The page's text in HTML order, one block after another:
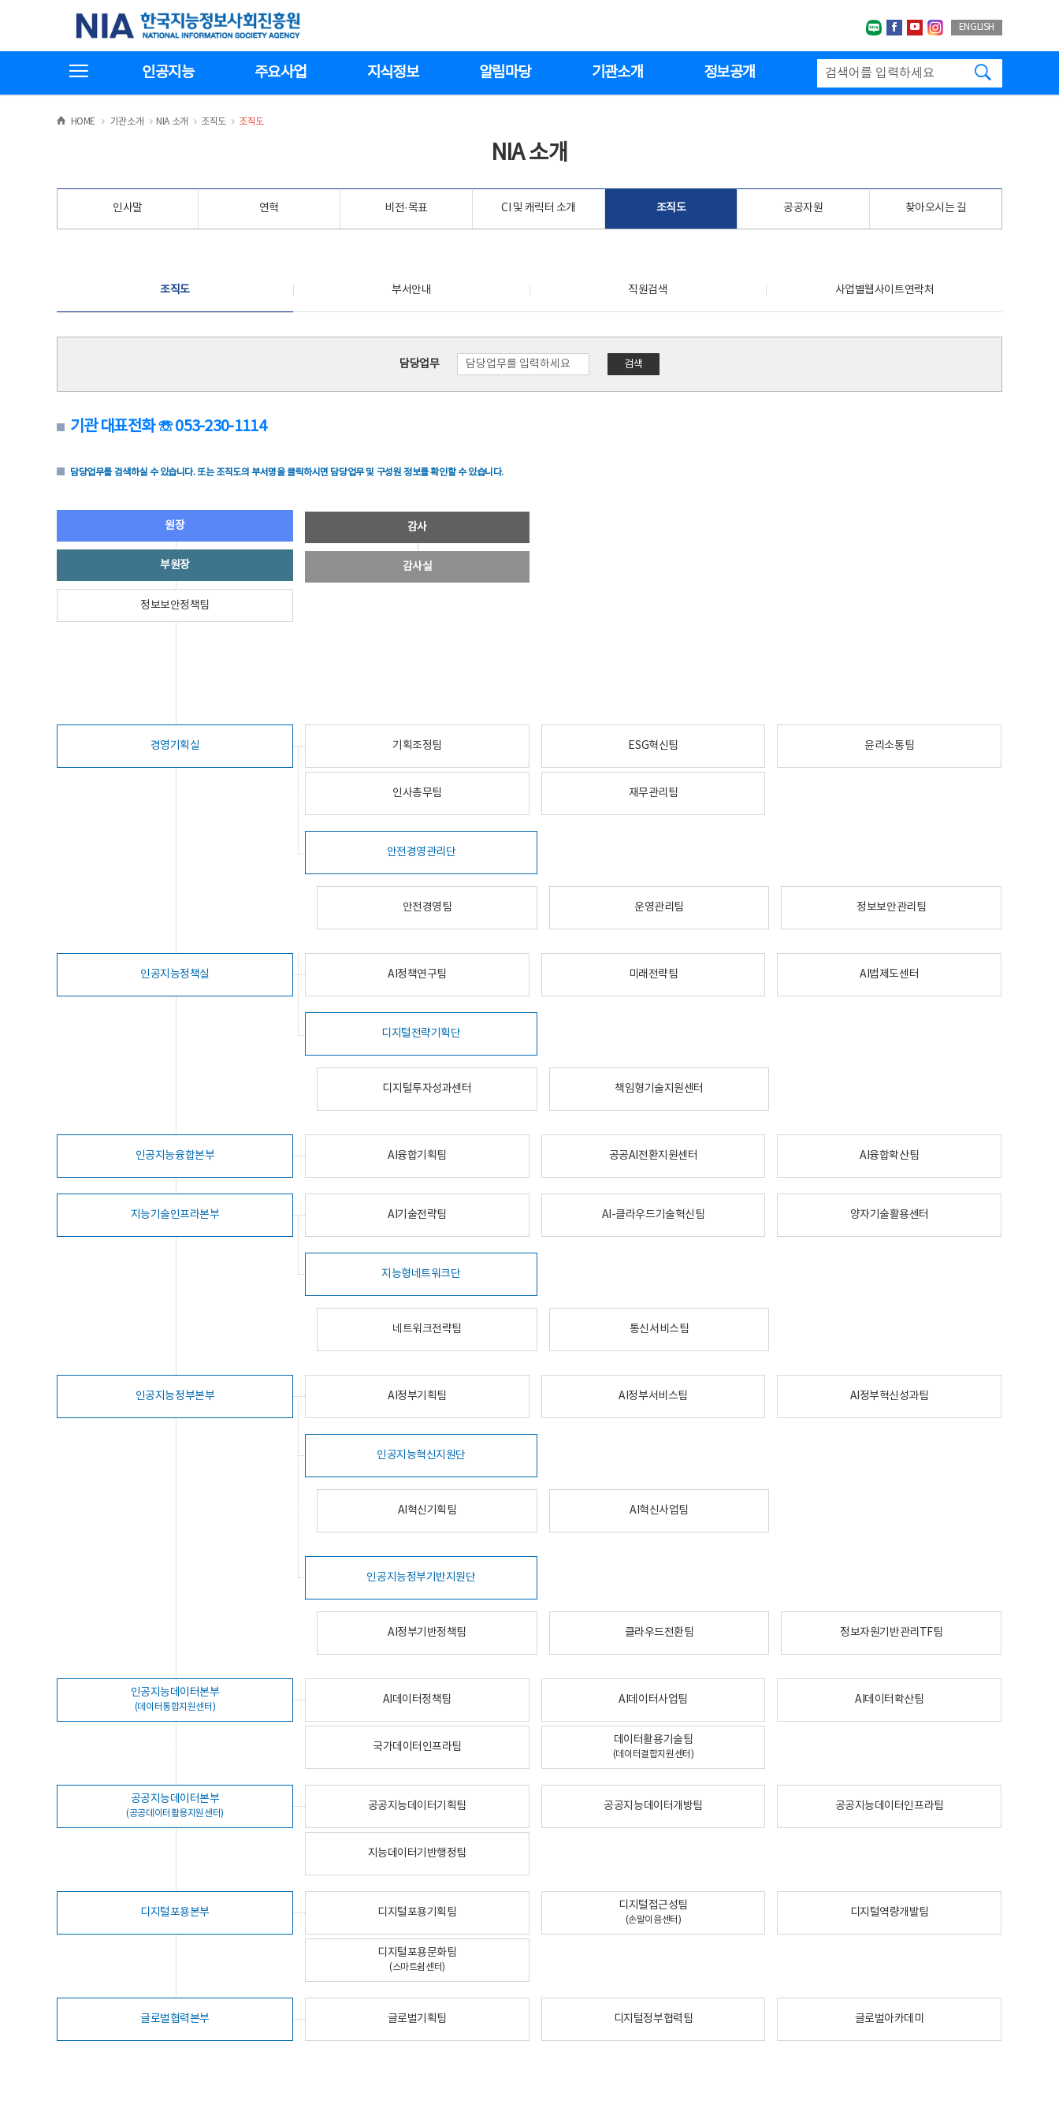
기
한국지능정보사회진흥원
네이버블로그
페이스북
유투브인스타그랩
ENGLISH
인공지능 주요사업 지식정보 알림마당 기관소개 정보공개
HOME >
기관소개 >NIA 소개 >
조직도 >
조직도
NIA 소개
인사말 연혁 비전·목표 CI 및 캐릭터 소개 조직도 공공자원 찾아오시는 길
조직도 부서안내 직원검색 사업별웹사이트연락처
담당업무 검색
기관 대표전화 ☏ 053-230-1114
담당업무를 검색하실 수 있습니다. 또는 조직도의 부서명을 클릭하시면 담당업무 및 구성원 정보를 확인할 수 있습니다.
원장
부원장
정보보안정책팀
감사
감사실
경영기획실 기획조정팀 ESG혁신팀 윤리소통팀
인사총무팀 재무관리팀
안전경영관리단
안전경영팀 운영관리팀 정보보안관리팀
인공지능정책실 AI정책연구팀 미래전략팀 AI법제도센터
디지털전략기획단
디지털투자성과센터 책임형기술지원센터
인공지능융합본부 AI융합기획팀 공공AI전환지원센터 AI융합확산팀
지능기술인프라본부 AI기술전략팀 AI-클라우드기술혁신팀 양자기술활용센터
지능형네트워크단
네트워크전략팀 통신서비스팀
인공지능정부본부 AI정부기획팀 AI정부서비스팀 AI정부혁신성과팀
인공지능혁신지원단
AI혁신기획팀 AI혁신사업팀
인공지능정부기반지원단
AI정부기반정책팀 클라우드전환팀 정보자원기반관리TF팀
인공지능데이터본부
(데이터통합지원센터)
AI데이터정책팀 AI데이터사업팀 AI데이터확산팀
국가데이터인프라팀
데이터활용기술팀
(데이터결합지원센터)
공공지능데이터본부
(공공데이터활용지원센터)
공공지능데이터기획팀 공공지능데이터개방팀 공공지능데이터인프라팀
지능데이터기반행정팀
디지털포용본부 디지털포용기획팀
디지털접근성팀
(손말이음센터)
디지털역량개발팀
디지털포용문화팀
(스마트쉼센터)
글로벌협력본부 글로벌기획팀 디지털정부협력팀 글로벌아카데미